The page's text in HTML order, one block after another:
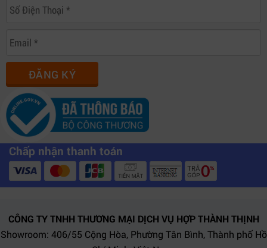
ĐĂNG KÝ
Chấp nhận thanh toán
CÔNG TY TNHH THƯƠNG MẠI DỊCH VỤ HỢP THÀNH THỊNH
Showroom: 406/55 Cộng Hòa, Phường Tân Bình, Thành phố Hồ